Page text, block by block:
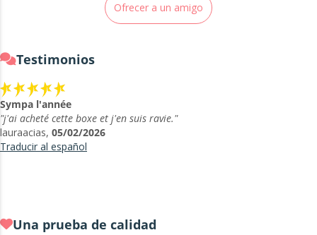
Ofrecer a un amigo
Testimonios
Sympa l'année
"j'ai acheté cette boxe et j'en suis ravie."
lauraacias, 05/02/2026
Traducir al español
Una prueba de calidad